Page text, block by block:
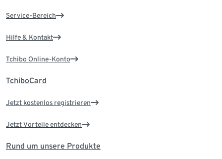
Service-Bereich
Hilfe & Kontakt
Tchibo Online-Konto
TchiboCard
Jetzt kostenlos registrieren
Jetzt Vorteile entdecken
Rund um unsere Produkte